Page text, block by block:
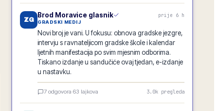
ZG
Brod Moravice glasnik prije 6 h
GRADSKI MEDIJ
Novi broj je vani. U fokusu: obnova gradske jezgre,
intervju s ravnateljicom gradske škole i kalendar
ljetnih manifestacija po svim mjesnim odborima.
Tiskano izdanje u sandučiće ovaj tjedan, e-izdanje
u nastavku.
E-GLASILO
Brod Moravice glasnik · lipanj 2026.
7 odgovora·63 lajkova 3.0k pregleda